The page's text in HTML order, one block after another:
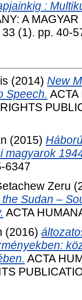
:
A
33 (1). pp. 40-
(2014) New
Speech.
(2015)
magyarok
6347
Zeru
Sudan –
ACTA
(2016)
ACTA